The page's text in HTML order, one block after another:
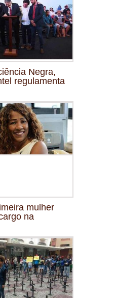
Negra,
regulamenta
mulher
na